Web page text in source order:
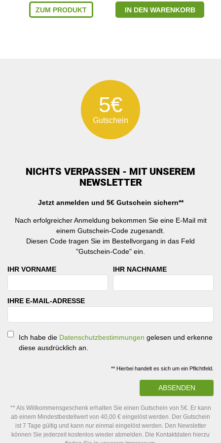
ZUM PRODUKT IN DEN WARENKORB
5€
Gutschein
NICHTS VERPASSEN - MIT UNSEREM
NEWSLETTER
Jetzt anmelden und 5€ Gutschein sichern**
Nach erfolgreicher Anmeldung bekommen Sie eine E-Mail mit
einem Gutschein-Code zugesandt.
Diesen Code tragen Sie im Bestellvorgang in das Feld
"Gutschein-Code" ein.
IHR VORNAME IHR NACHNAME
IHRE E-MAIL-ADRESSE
Ich habe die Datenschutzbestimmungen gelesen und erkenne
diese ausdrücklich an.
** Hierbei handelt es sich um ein Pflichtfeld.
ABSENDEN
** Als Willkommensgeschenk erhalten Sie einen Gutschein von 5€. Er kann
ab einem Mindestbestellwert von 40,00 € eingelöst werden. Der Gutschein
ist 7 Tage gültig und kann nur einmal eingelöst werden. Den Newsletter
können Sie jederzeit kostenlos wieder abmelden. Die Kontaktdaten hierzu